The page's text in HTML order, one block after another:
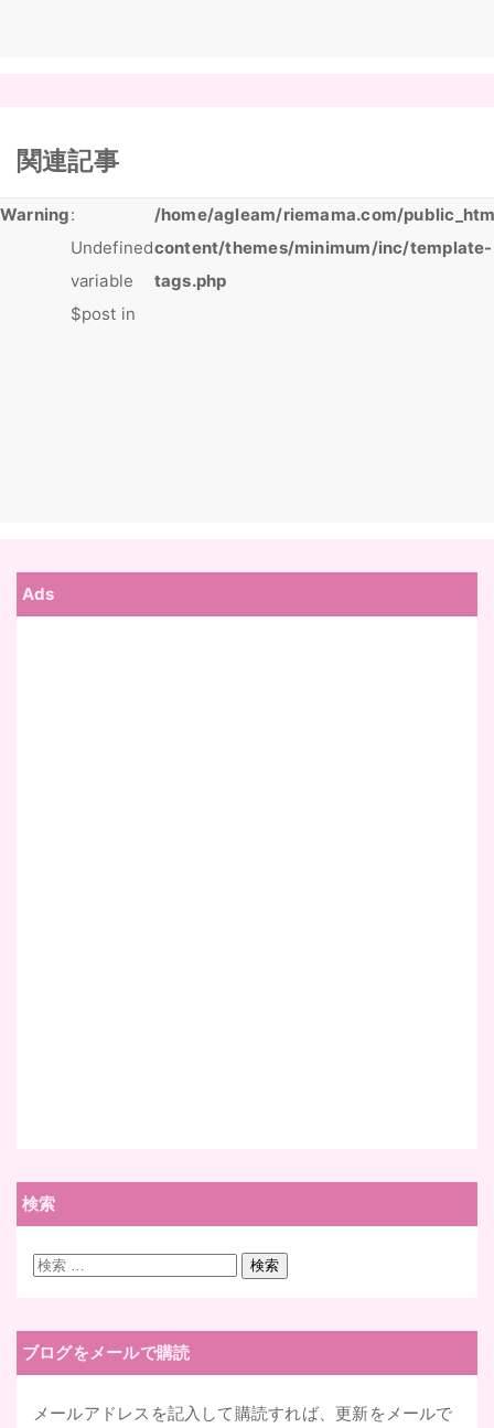
関連記事
Warning:
Undefined
variable
$post in
/home/agleam/riemama.com/
content/themes/minimum/inc/template-
tags.php
Ads
検索
検
検索
ブログをメールで購読
メールアドレスを記入して購読すれば、更新をメールで